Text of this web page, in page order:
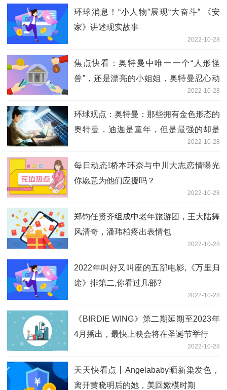
环球消息！“小人物”展现“大奋斗” 《安
家》讲述现实故事
2022-10-28
焦点快看：奥特曼中唯一一个“人形怪
兽”，还是漂亮的小姐姐，奥特曼忍心动
2022-10-28
环球观点：奥特曼：那些拥有金色形态的
奥特曼，迪迦是童年，但是最强的却是
2022-10-28
每日动态!桥本环奈与中川大志恋情曝光
你愿意为他们应援吗？
2022-10-28
郑钧任贤齐组成中老年旅游团，王大陆舞
风清奇，潘玮柏疼出表情包
2022-10-28
2022年叫好又叫座的五部电影,《万里归
途》排第二,你看过几部?
2022-10-28
《BIRDIE WING》第二期延期至2023年
4月播出，最快上映会将在圣诞节举行
2022-10-28
天天快看点丨Angelababy晒新染发色，
离开黄晓明后的她，美回嫩模时期